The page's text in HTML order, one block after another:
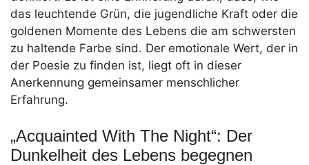
das leuchtende Grün, die jugendliche Kraft oder die
goldenen Momente des Lebens die am schwersten
zu haltende Farbe sind. Der emotionale Wert, der in
der Poesie zu finden ist, liegt oft in dieser
Anerkennung gemeinsamer menschlicher
Erfahrung.
„Acquainted With The Night“: Der
Dunkelheit des Lebens begegnen